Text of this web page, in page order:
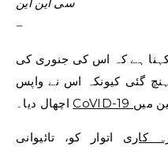
–
کہنا ہے کہ اس کی جنوری کی
گئی کیونکہ اس نے واپس
اچھال دیا۔
کاری اتوار کو، تائیوانی